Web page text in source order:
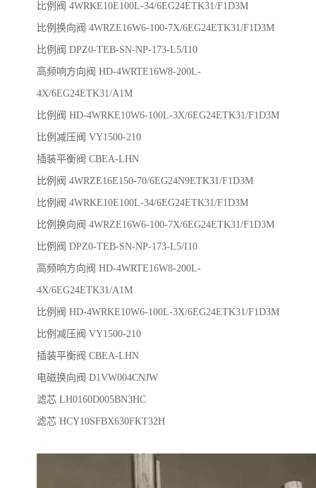
比例阀 4WRKE10E100L-34/6EG24ETK31/F1D3M
比例换向阀 4WRZE16W6-100-7X/6EG24ETK31/F1D3M
比例阀 DPZ0-TEB-SN-NP-173-L5/I10
高频响方向阀 HD-4WRTE16W8-200L-
4X/6EG24ETK31/A1M
比例阀 HD-4WRKE10W6-100L-3X/6EG24ETK31/F1D3M
比例减压阀 VY1500-210
插装平衡阀 CBEA-LHN
比例阀 4WRZE16E150-70/6EG24N9ETK31/F1D3M
比例阀 4WRKE10E100L-34/6EG24ETK31/F1D3M
比例换向阀 4WRZE16W6-100-7X/6EG24ETK31/F1D3M
比例阀 DPZ0-TEB-SN-NP-173-L5/I10
高频响方向阀 HD-4WRTE16W8-200L-
4X/6EG24ETK31/A1M
比例阀 HD-4WRKE10W6-100L-3X/6EG24ETK31/F1D3M
比例减压阀 VY1500-210
插装平衡阀 CBEA-LHN
电磁换向阀 D1VW004CNJW
滤芯 LH0160D005BN3HC
滤芯 HCY10SFBX630FKT32H